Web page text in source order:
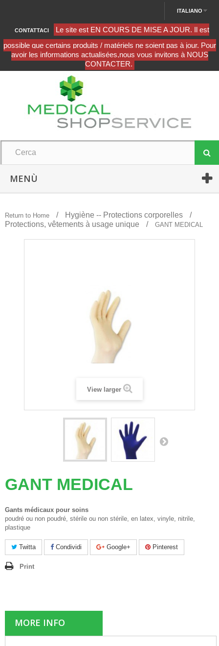
ITALIANO
CONTATTACI
MENÙ
Return to Home
Hygiène -- Protections corporelles
Protections, vêtements à usage unique
GANT MEDICAL
View larger
GANT MEDICAL
Gants médicaux pour soins
poudré ou non poudré, stérile ou non stérile, en latex, vinyle, nitrile,
plastique
Twitta Condividi Google+ Pinterest
Print
MORE INFO